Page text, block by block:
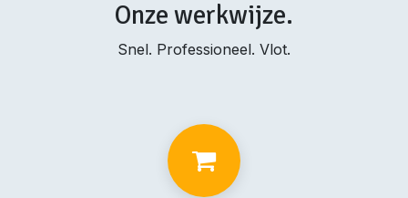
Onze werkwijze.
Snel. Professioneel. Vlot.